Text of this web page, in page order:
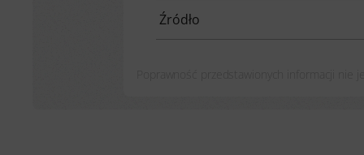
Źródło